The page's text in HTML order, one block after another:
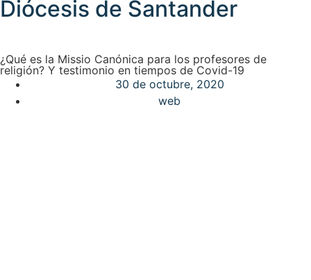
Diócesis de Santander
¿Qué es la Missio Canónica para los profesores de
religión? Y testimonio en tiempos de Covid-19
30 de octubre, 2020
web